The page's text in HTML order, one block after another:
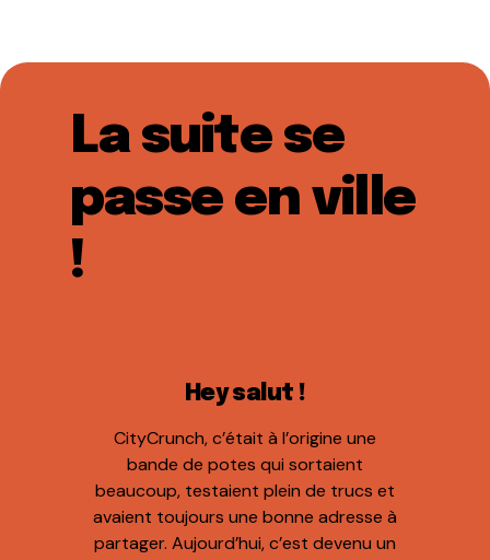
La suite se
passe en ville
!
Hey salut !
CityCrunch, c’était à l’origine une
bande de potes qui sortaient
beaucoup, testaient plein de trucs et
avaient toujours une bonne adresse à
partager. Aujourd’hui, c’est devenu un